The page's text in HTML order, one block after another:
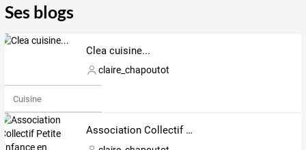
Ses blogs
Clea cuisine...
claire_chapoutot
Cuisine
Association Collectif Petite Enfance en Savoie